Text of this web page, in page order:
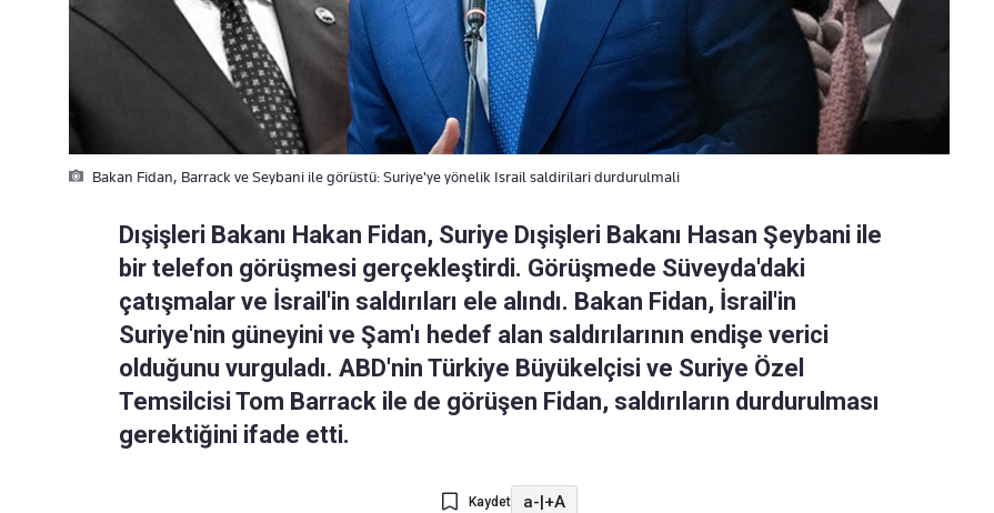
Bakan Fidan, Barrack ve Seybani ile görüstü: Suriye'ye yönelik Israil saldirilari durdurulmali
Dışişleri Bakanı Hakan Fidan, Suriye Dışişleri Bakanı Hasan Şeybani ile
bir telefon görüşmesi gerçekleştirdi. Görüşmede Süveyda'daki
çatışmalar ve İsrail'in saldırıları ele alındı. Bakan Fidan, İsrail'in
Suriye'nin güneyini ve Şam'ı hedef alan saldırılarının endişe verici
olduğunu vurguladı. ABD'nin Türkiye Büyükelçisi ve Suriye Özel
Temsilcisi Tom Barrack ile de görüşen Fidan, saldırıların durdurulması
gerektiğini ifade etti.
Kaydet a-|+A